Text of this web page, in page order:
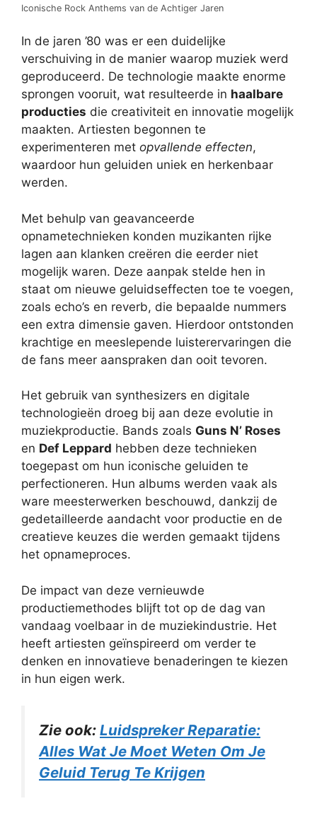
Iconische Rock Anthems van de Achtiger Jaren
In de jaren ’80 was er een duidelijke
verschuiving in de manier waarop muziek werd
geproduceerd. De technologie maakte enorme
sprongen vooruit, wat resulteerde in haalbare
producties die creativiteit en innovatie mogelijk
maakten. Artiesten begonnen te
experimenteren met opvallende effecten,
waardoor hun geluiden uniek en herkenbaar
werden.
Met behulp van geavanceerde
opnametechnieken konden muzikanten rijke
lagen aan klanken creëren die eerder niet
mogelijk waren. Deze aanpak stelde hen in
staat om nieuwe geluidseffecten toe te voegen,
zoals echo’s en reverb, die bepaalde nummers
een extra dimensie gaven. Hierdoor ontstonden
krachtige en meeslepende luisterervaringen die
de fans meer aanspraken dan ooit tevoren.
Het gebruik van synthesizers en digitale
technologieën droeg bij aan deze evolutie in
muziekproductie. Bands zoals Guns N’ Roses
en Def Leppard hebben deze technieken
toegepast om hun iconische geluiden te
perfectioneren. Hun albums werden vaak als
ware meesterwerken beschouwd, dankzij de
gedetailleerde aandacht voor productie en de
creatieve keuzes die werden gemaakt tijdens
het opnameproces.
De impact van deze vernieuwde
productiemethodes blijft tot op de dag van
vandaag voelbaar in de muziekindustrie. Het
heeft artiesten geïnspireerd om verder te
denken en innovatieve benaderingen te kiezen
in hun eigen werk.
Zie ook: Luidspreker Reparatie:
Alles Wat Je Moet Weten Om Je
Geluid Terug Te Krijgen